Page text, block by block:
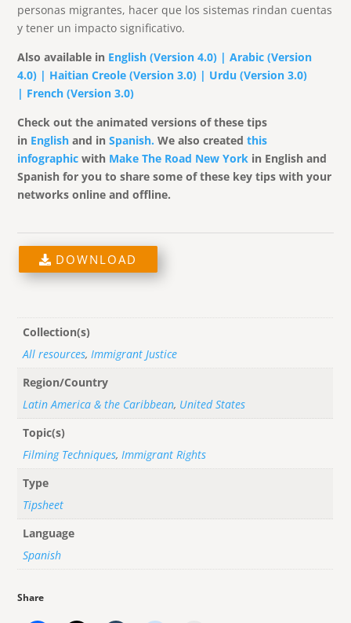
personas migrantes, hacer que los sistemas rindan cuentas
y tener un impacto significativo.
Also available in English (Version 4.0) | Arabic (Version
4.0) | Haitian Creole (Version 3.0) | Urdu (Version 3.0)
| French (Version 3.0)
Check out the animated versions of these tips
in English and inSpanish.We also createdthis
infographic with Make The Road New York in English and
Spanish for you to share some of these key tips with your
networks online and offline.
DOWNLOAD
Collection(s)
All resources,Immigrant Justice
Region/Country
Latin America & the Caribbean, United States
Topic(s)
Filming Techniques,Immigrant Rights
Type
Tipsheet
Language
Spanish
Share